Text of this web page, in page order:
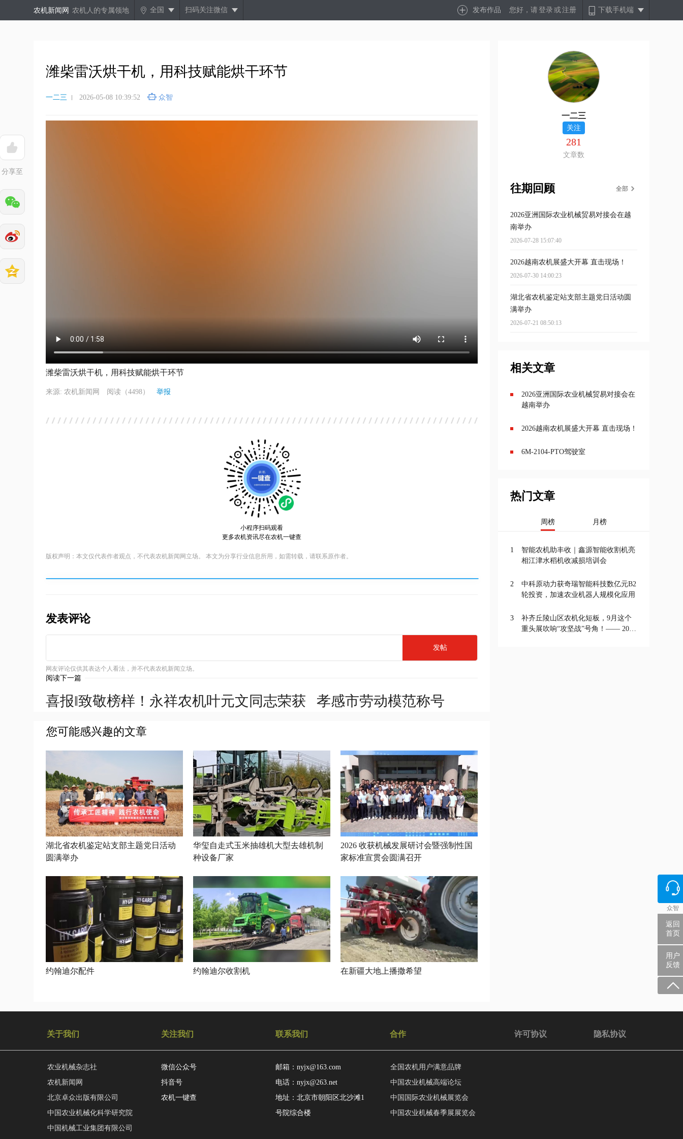
农机新闻网 农机人的专属领地 全国 扫码关注微信 发布作品 您好，请登录 或注册 下载手机端
潍柴雷沃烘干机，用科技赋能烘干环节
一二三 2026-05-08 10:39:52 众智
分享至
潍柴雷沃烘干机，用科技赋能烘干环节
来源: 农机新闻网 阅读（4498） 举报
小程序扫码观看
更多农机资讯尽在农机一键查
版权声明：本文仅代表作者观点，不代表农机新闻网立场。 本文为分享行业信息所用，如需转载，请联系原作者。
发表评论
发帖
网友评论仅供其表达个人看法，并不代表农机新闻立场。
阅读下一篇
喜报‖致敬榜样！永祥农机叶元文同志荣获 孝感市劳动模范称号
您可能感兴趣的文章
湖北省农机鉴定站支部主题党日活动
圆满举办
华玺自走式玉米抽雄机大型去雄机制
种设备厂家
2026 收获机械发展研讨会暨强制性国
家标准宣贯会圆满召开
约翰迪尔配件 约翰迪尔收割机 在新疆大地上播撒希望
一二三
关注
281
文章数
往期回顾 全部
2026亚洲国际农业机械贸易对接会在越
南举办
2026-07-28 15:07:40
2026越南农机展盛大开幕 直击现场！
2026-07-30 14:00:23
湖北省农机鉴定站支部主题党日活动圆
满举办
2026-07-21 08:50:13
相关文章
2026亚洲国际农业机械贸易对接会在
越南举办
2026越南农机展盛大开幕 直击现场！
6M-2104-PTO驾驶室
热门文章
周榜 月榜
1
智能农机助丰收｜鑫源智能收割机亮
相江津水稻机收减损培训会
2
中科原动力获奇瑞智能科技数亿元B2
轮投资，加速农业机器人规模化应用
3
补齐丘陵山区农机化短板，9月这个
重头展吹响“攻坚战”号角！—— 2026
众智
返回
首页
用户
反馈
关于我们
农业机械杂志社
农机新闻网
北京卓众出版有限公司
中国农业机械化科学研究院
中国机械工业集团有限公司
关注我们
微信公众号
抖音号
农机一键查
联系我们
邮箱：nyjx@163.com
电话：nyjx@263.net
地址：北京市朝阳区北沙滩1
号院综合楼
合作
全国农机用户满意品牌
中国农业机械高端论坛
中国国际农业机械展览会
中国农业机械春季展展览会
许可协议 隐私协议